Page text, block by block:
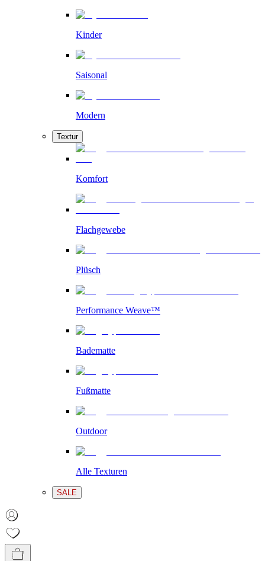
Kinder
Saisonal
Modern
Textur
Komfort
Flachgewebe
Plüsch
Performance Weave™
Badematte
Fußmatte
Outdoor
Alle Texturen
SALE